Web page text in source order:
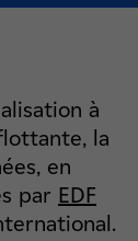
à
la
en
par EDF